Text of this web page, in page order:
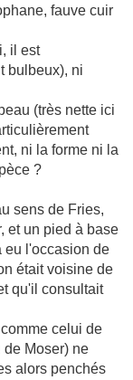
fauve cuir
il est
bulbeux), ni
(très nette ici
ni la forme ni la
?
sens de Fries,
et un pied à base
eu l'occasion de
était voisine de
qu'il consultait
comme celui de
de Moser) ne
alors penchés